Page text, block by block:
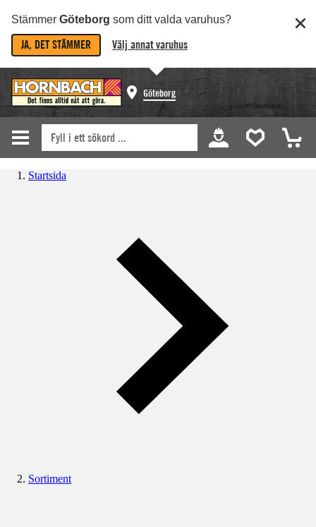
Stämmer Göteborg som ditt valda varuhus?
JA, DET STÄMMER Välj annat varuhus
Göteborg
Startsida
Sortiment